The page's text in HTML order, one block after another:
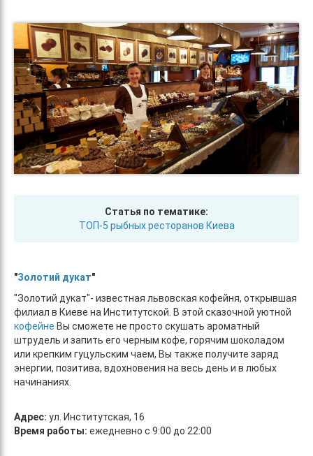
Статья по тематике:
ТОП-5 рыбных ресторанов Киева
"Золотий дукат"
"Золотий дукат"- известная львовская кофейня, открывшая
филиал в Киеве на Институтской. В этой сказочной уютной
кофейне Вы сможете не просто скушать ароматный
штрудель и запить его черным кофе, горячим шоколадом
или крепким гуцульским чаем, Вы также получите заряд
энергии, позитива, вдохновения на весь день и в любых
начинаниях.
Адрес: ул. Институтская, 16
Время работы: ежедневно с 9:00 до 22:00